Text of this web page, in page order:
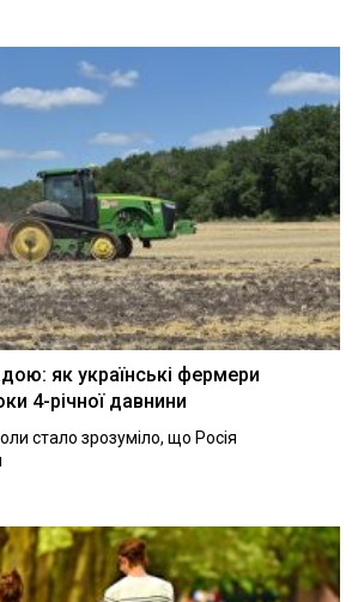
як українські фермери
4-річної давнини
стало зрозуміло, що Росія